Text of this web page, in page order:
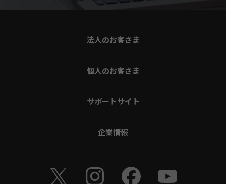
法人のお客さま
個人のお客さま
サポートサイト
企業情報